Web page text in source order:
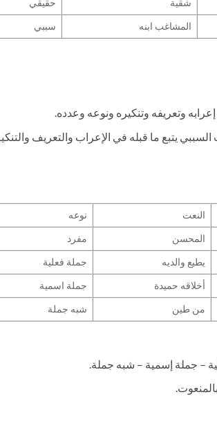
المشاغب ابنه سببي
وتعريفه وتنكيره ونوعه وعدده.
يتبع ما قبله في الإعراب والتعريف
النعت
نوعه
المحسن
مفرد
يطيع والديه
جملة فعلية
أخلاقه حميدة
جملة اسمية
من طين شبه جملة
– جملة إسمية – شبه جملة.